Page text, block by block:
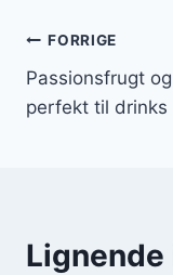
FORRIGE
Passionsfrugt
perfekt til drinks